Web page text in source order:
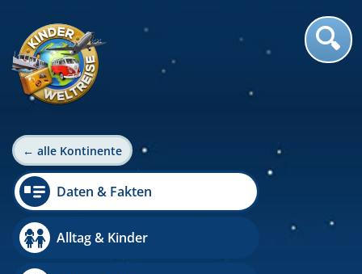
← alle Kontinente
Daten & Fakten
Alltag & Kinder